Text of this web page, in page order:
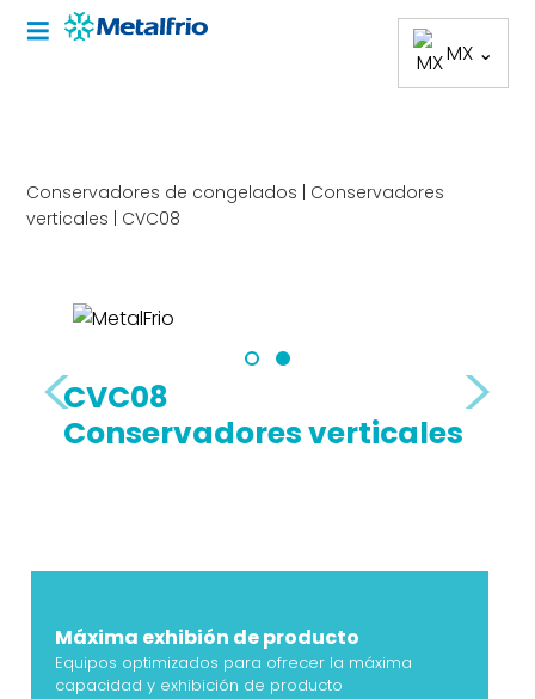
MX ⌄
Conservadores de congelados | Conservadores
verticales
CVC08
< >
CVC08
Conservadores verticales
Máxima exhibión de producto
Equipos optimizados para ofrecer la máxima
capacidad y exhibición de producto